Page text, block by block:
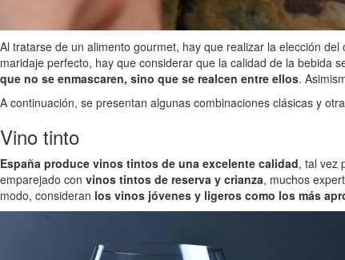
Al tratarse de un alimento gourmet, hay que realizar la elección
maridaje perfecto, hay que considerar que la calidad de la bebida
que no se enmascaren, sino que se realcen entre ellos.
A continuación, se presentan algunas combinaciones clásicas y
Vino tinto
España produce vinos tintos de una excelente calidad, tal vez
emparejado con vinos tintos de reserva y crianza, muchos
modo, consideran los vinos jóvenes y ligeros como los más